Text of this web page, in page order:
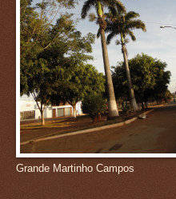
Grande Martinho Campos